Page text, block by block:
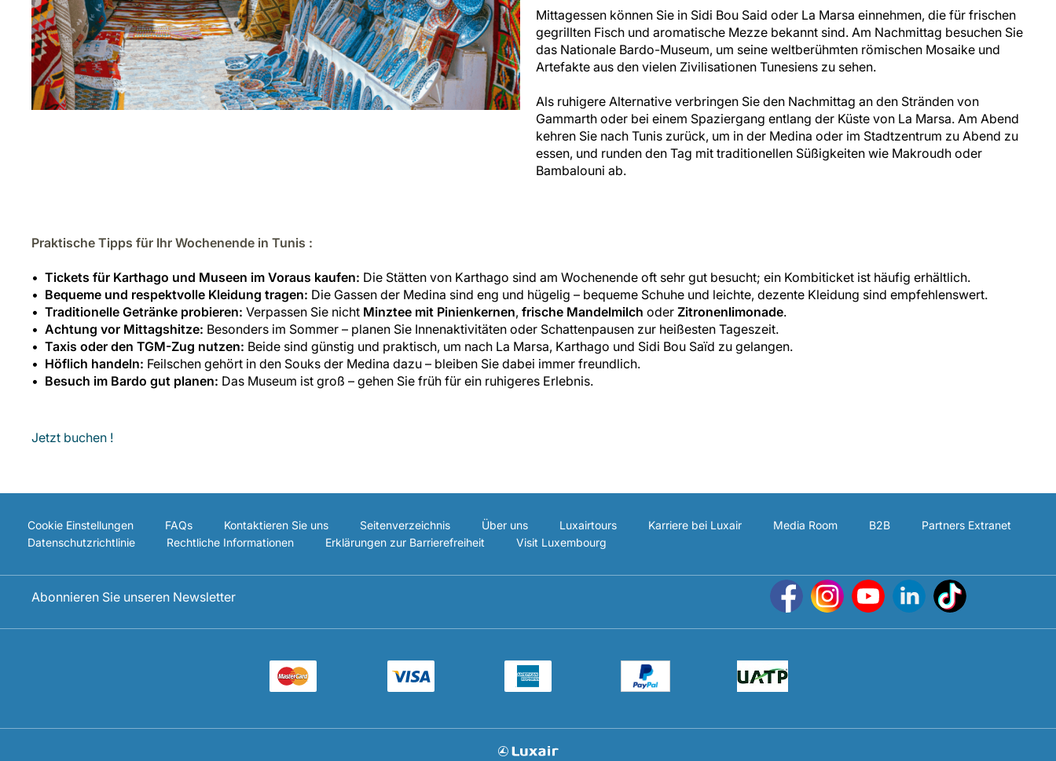
Mittagessen können Sie in Sidi Bou Said oder La Marsa einnehmen, die für frischen
gegrillten Fisch und aromatische Mezze bekannt sind. Am Nachmittag besuchen Sie
das Nationale Bardo-Museum, um seine weltberühmten römischen Mosaike und
Artefakte aus den vielen Zivilisationen Tunesiens zu sehen.
Als ruhigere Alternative verbringen Sie den Nachmittag an den Stränden von
Gammarth oder bei einem Spaziergang entlang der Küste von La Marsa. Am Abend
kehren Sie nach Tunis zurück, um in der Medina oder im Stadtzentrum zu Abend zu
essen, und runden den Tag mit traditionellen Süßigkeiten wie Makroudh oder
Bambalouni ab.
Praktische Tipps für Ihr Wochenende in Tunis :
Tickets für Karthago und Museen im Voraus kaufen: Die Stätten von Karthago sind am Wochenende oft sehr gut besucht; ein Kombiticket ist häufig erhältlich.
Bequeme und respektvolle Kleidung tragen: Die Gassen der Medina sind eng und hügelig – bequeme Schuhe und leichte, dezente Kleidung sind empfehlenswert.
Traditionelle Getränke probieren: Verpassen Sie nicht Minztee mit Pinienkernen, frische Mandelmilch oder Zitronenlimonade.
Achtung vor Mittagshitze: Besonders im Sommer – planen Sie Innenaktivitäten oder Schattenpausen zur heißesten Tageszeit.
Taxis oder den TGM-Zug nutzen: Beide sind günstig und praktisch, um nach La Marsa, Karthago und Sidi Bou Saïd zu gelangen.
Höflich handeln: Feilschen gehört in den Souks der Medina dazu – bleiben Sie dabei immer freundlich.
Besuch im Bardo gut planen: Das Museum ist groß – gehen Sie früh für ein ruhigeres Erlebnis.
Jetzt buchen !
Cookie Einstellungen FAQs Kontaktieren Sie uns Seitenverzeichnis Über uns Luxairtours Karriere bei Luxair Media Room B2B
Partners Extranet
Datenschutzrichtlinie
Rechtliche Informationen Erklärungen zur Barrierefreiheit Visit Luxembourg
Abonnieren Sie unseren Newsletter